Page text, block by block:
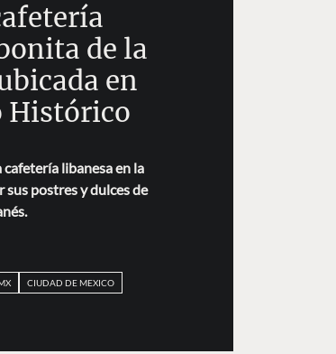
de la
en
Histórico
cafetería libanesa en la
postres y dulces de
CIUDAD DE MEXICO